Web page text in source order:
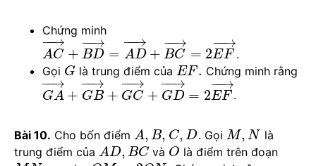
Chứng minh
AC
−→
−
+ BD
−→
−
= AD
−→
−
+ BC
−→
−
= 2EF
−→
−
.
Gọi G là trung điểm của EF. Chứng minh rằng
GA
−→
−
+ GB
−→
−
+ GC
−→
−
+ GD
−→
−
= 2EF
−→
−
.
Bài 10. Cho bốn điểm A, B, C, D. Gọi M, N là
trung điểm của AD, BCvà O là điểm trên đoạn